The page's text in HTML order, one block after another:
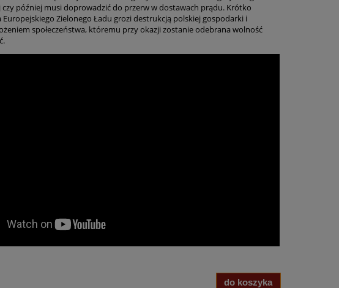
czy później musi doprowadzić do przerw w dostawach prądu. Krótko
Europejskiego Zielonego Ładu grozi destrukcją polskiej gospodarki i
społeczeństwa, któremu przy okazji zostanie odebrana wolność
do koszyka